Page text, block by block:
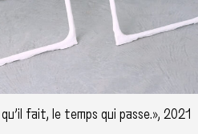
fait, le temps qui passe.», 2021